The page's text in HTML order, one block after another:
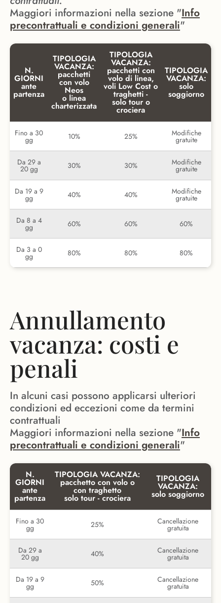
Maggiori informazioni nella sezione "Info
precontrattuali e condizioni generali"
N.
GIORNI
ante
partenza
TIPOLOGIA
VACANZA:
pacchetti
con volo
Neos
o linea
charterizzata
TIPOLOGIA
VACANZA:
pacchetti con
volo di linea,
voli Low Cost o
traghetti -
solo tour o
crociera
TIPOLOGIA
VACANZA:
solo
soggiorno
Fino a 30
gg 10% 25% Modifiche
gratuite
Da 29 a
20 gg 30% 30% Modifiche
gratuite
Da 19 a 9
gg 40% 40% Modifiche
gratuite
Da 8 a 4
gg 60% 60% 60%
Da 3 a 0
gg 80% 80% 80%
Annullamento
vacanza: costi e
penali
In alcuni casi possono applicarsi ulteriori
condizioni ed eccezioni come da termini
contrattuali
Maggiori informazioni nella sezione "Info
precontrattuali e condizioni generali"
N.
GIORNI
ante
partenza
TIPOLOGIA VACANZA:
pacchetto con volo o
con traghetto
solo tour - crociera
TIPOLOGIA
VACANZA:
solo soggiorno
Fino a 30
gg 25% Cancellazione
gratuita
Da 29 a
20 gg 40% Cancellazione
gratuita
Da 19 a 9
gg 50% Cancellazione
gratuita